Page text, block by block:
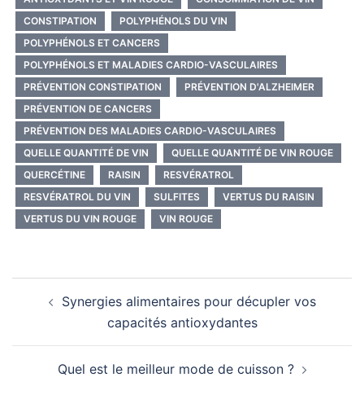
CONSTIPATION
POLYPHÉNOLS DU VIN
POLYPHÉNOLS ET CANCERS
POLYPHÉNOLS ET MALADIES CARDIO-VASCULAIRES
PRÉVENTION CONSTIPATION
PRÉVENTION D'ALZHEIMER
PRÉVENTION DE CANCERS
PRÉVENTION DES MALADIES CARDIO-VASCULAIRES
QUELLE QUANTITÉ DE VIN
QUELLE QUANTITÉ DE VIN ROUGE
QUERCÉTINE
RAISIN
RESVÉRATROL
RESVÉRATROL DU VIN
SULFITES
VERTUS DU RAISIN
VERTUS DU VIN ROUGE
VIN ROUGE
d’articleSynergies alimentaires pour décupler vos
capacités antioxydantes
Quel est le meilleur mode de cuisson ?